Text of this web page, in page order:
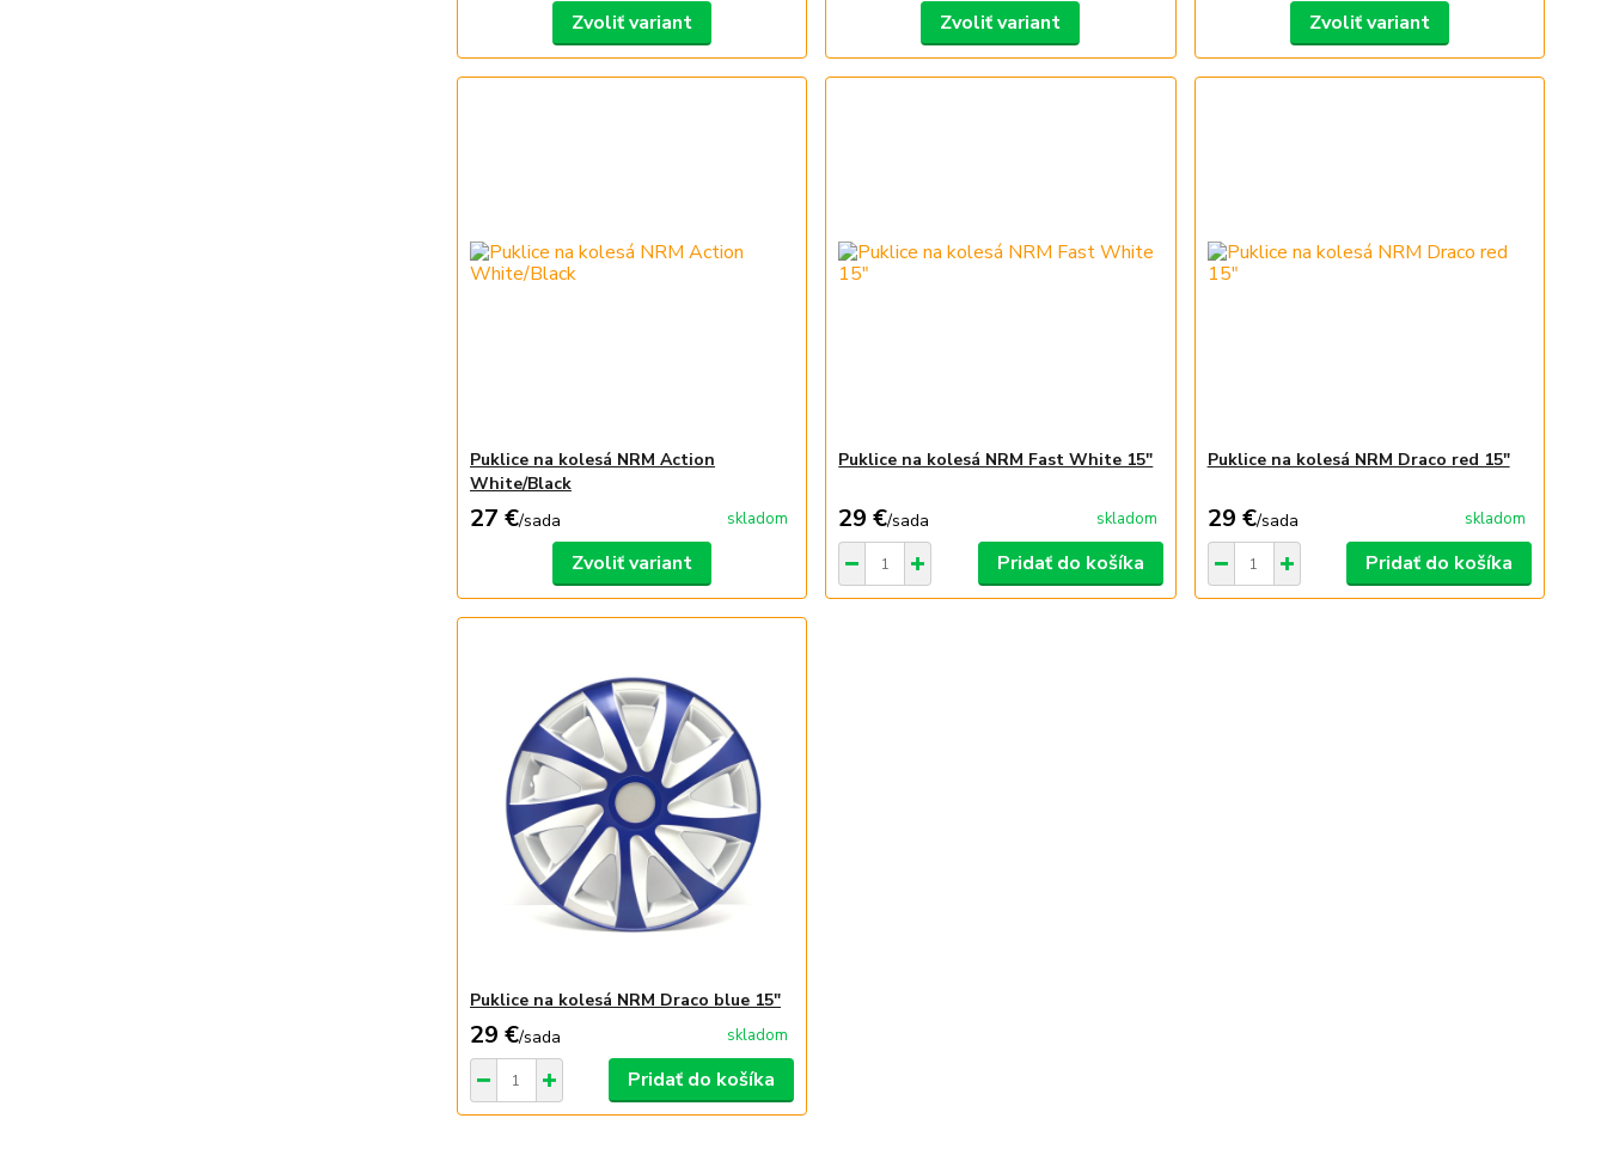
Zvoliť variant Zvoliť variant Zvoliť variant
Puklice na kolesá NRM Action
White/Black
27 €/sada skladom
Zvoliť variant
Puklice na kolesá NRM Fast White 15"
29 €/sada skladom
Pridať do košíka
Puklice na kolesá NRM Draco red 15"
29 €/sada skladom
Pridať do košíka
Puklice na kolesá NRM Draco blue 15"
29 €/sada skladom
Pridať do košíka